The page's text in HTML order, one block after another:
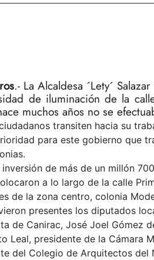
.- La Alcaldesa ´Lety´
de iluminación de la
muchos años no se
transiten hacia su
para este gobierno que
inversión de más de un millón
a lo largo de la calle
de la zona centro, colonia
presentes los diputados
de Canirac, José Joel Gómez
Leal, presidente de la Cámara
del Colegio de Arquitectos del